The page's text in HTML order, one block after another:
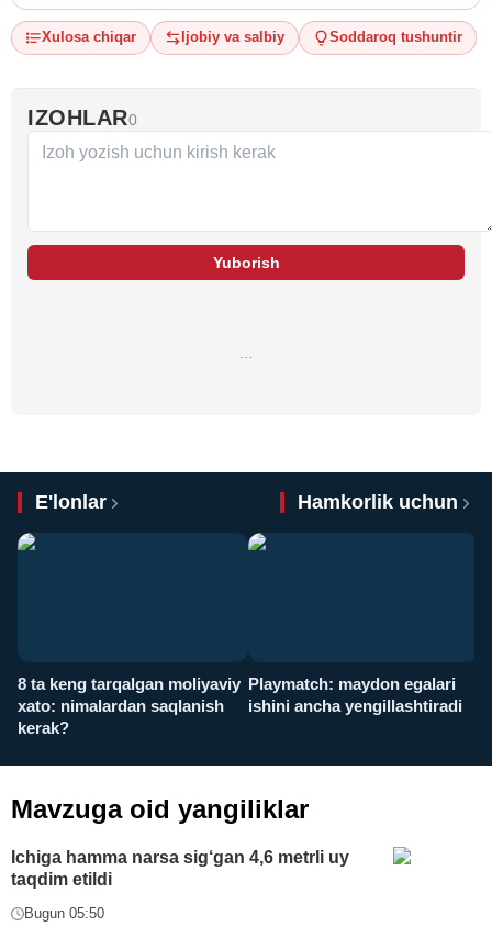
Xulosa chiqar Ijobiy va salbiy Soddaroq tushuntir
IZOHLAR0
Yuborish
…
E'lonlar Hamkorlik uchun
8 ta keng tarqalgan moliyaviy
xato: nimalardan saqlanish
kerak?
Playmatch: maydon egalari
ishini ancha yengillashtiradi
Mavzuga oid yangiliklar
Ichiga hamma narsa sig‘gan 4,6 metrli uy
taqdim etildi
Bugun 05:50